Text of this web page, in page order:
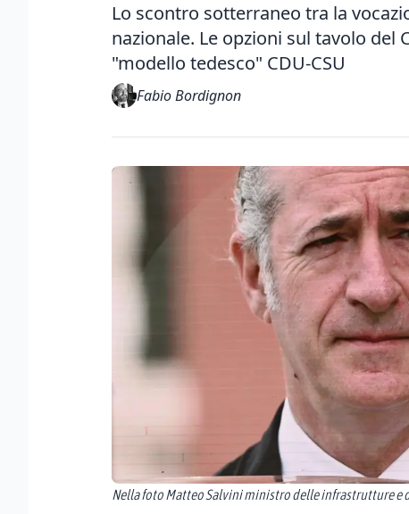
Lo scontro sotterraneo tra la
nazionale. Le opzioni sul tavolo
"modello tedesco" CDU-CSU
Fabio Bordignon
Nella foto Matteo Salvini ministro delle infrastrutture e